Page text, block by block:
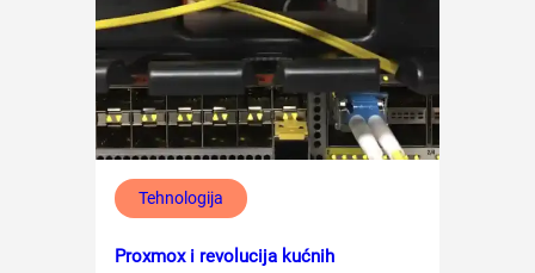
Tehnologija
Proxmox i revolucija kućnih